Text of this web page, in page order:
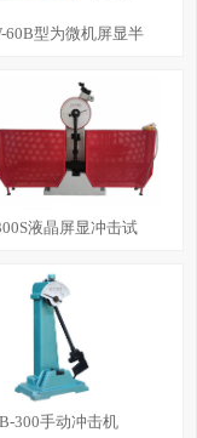
60B型为微机屏显半
液晶屏显冲击试
300手动冲击机